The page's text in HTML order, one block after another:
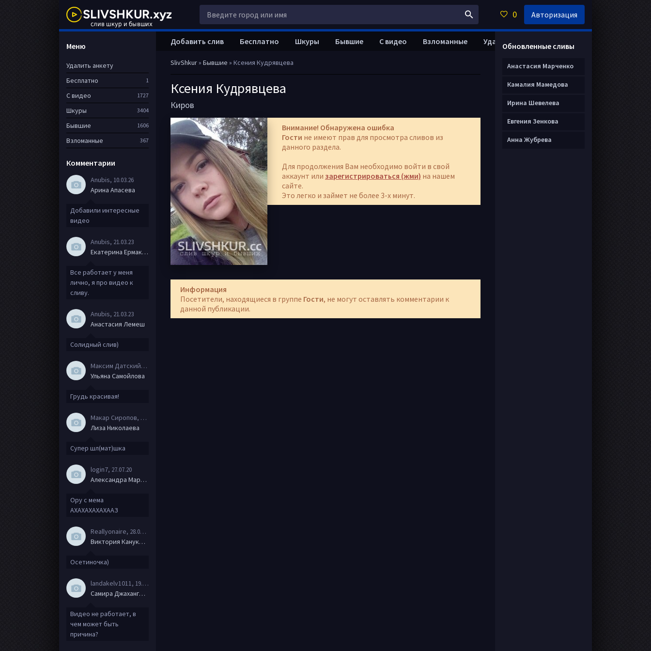
SlivShkur» Бывшие » Ксения Кудрявцева
Ксения Кудрявцева
Киров
Внимание! Обнаружена ошибка
Гости не имеют прав для просмотра сливов из
данного раздела.
Для продолжения Вам необходимо войти в свой
аккаунт или зарегистрироваться (жми) на нашем
сайте.
Это легко и займет не более 3-х минут.
Информация
Посетители, находящиеся в группе Гости, не могут оставлять комментарии к
данной публикации.
Добавить слив Бесплатно Шкуры Бывшие С видео Взломанные Удалить анкету
Меню
Удалить анкету
Бесплатно
1
С видео 1727
Шкуры 3404
Бывшие 1606
Взломанные 367
Комментарии
Anubis, 10.03.26
Арина Апасева
Добавили интересные
видео
Anubis, 21.03.23
Екатерина Ермакова
Все работает у меня
лично, я про видео к
сливу.
Anubis, 21.03.23
Анастасия Лемеш
Солидный слив)
Максим Датский
, 15.08.20
Ульяна Самойлова
Грудь красивая!
Макар Сиропов, 08.08.20
Лиза Николаева
Супер шл(мат)шка
login7, 27.07.20
Александра Маркова
Ору с мема
АХАХАХАХАХААЗ
Reallyonaire, 28.06.20
Виктория Канукова
Осетиночка)
landakelv1011 , 19.06.20
Самира Джахангирова
Видео не работает, в
чем может быть
причина?
Обновленные сливы
Анастасия Марченко
Камалия Мамедова
Ирина Шевелева
Евгения Зенкова
Анна Жубрева
0 Авторизация